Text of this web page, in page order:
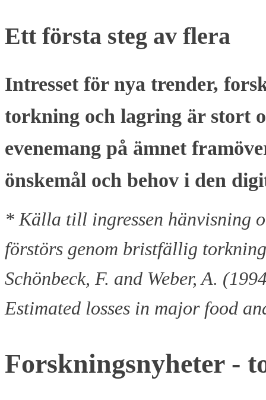
Ett första steg av flera
Intresset för nya trender,
torkning och lagring är stort
evenemang på ämnet
önskemål och behov i den
* Källa till ingressen hänvisning
förstörs genom bristfällig
Schönbeck, F. and Weber, A.
Estimated losses in major food
Forskningsnyheter -